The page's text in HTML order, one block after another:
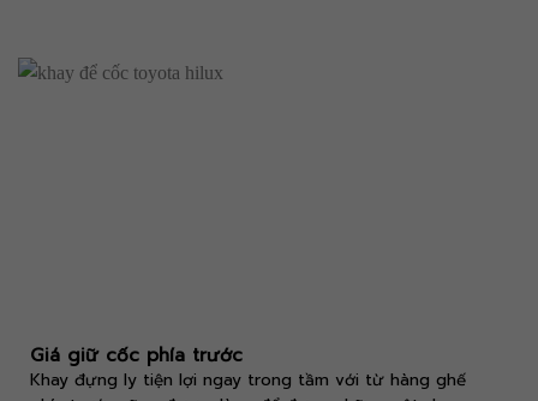
Giá giữ cốc phía trước
Khay đựng ly tiện lợi ngay trong tầm với từ hàng ghế